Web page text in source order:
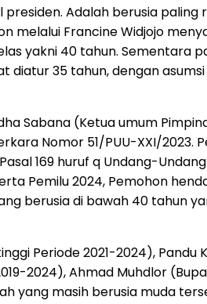
presiden. Adalah berusia
melalui Francine Widjojo
yakni 40 tahun. Sementara
diatur 35 tahun, dengan
Sabana (Ketua umum
Nomor 51/PUU-XXI/
169 huruf q Undang-
Pemilu 2024, Pemohon
berusia di bawah 40 tahun
Periode 2021-2024), Pandu
2024), Ahmad Muhdlor
yang masih berusia muda